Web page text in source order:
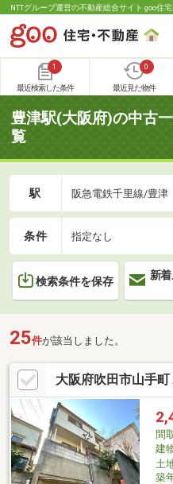
NTTグループ運営の不動産総合サイト goo住
1
最近検索した条件
0
最近見た物件
豊津駅(大阪府)の中古
覧
駅 阪急電鉄千里線/豊津
条件 指定なし
検索条件を保存
新
25件が該当しました。
大阪府吹田市山手
間
建
土
築